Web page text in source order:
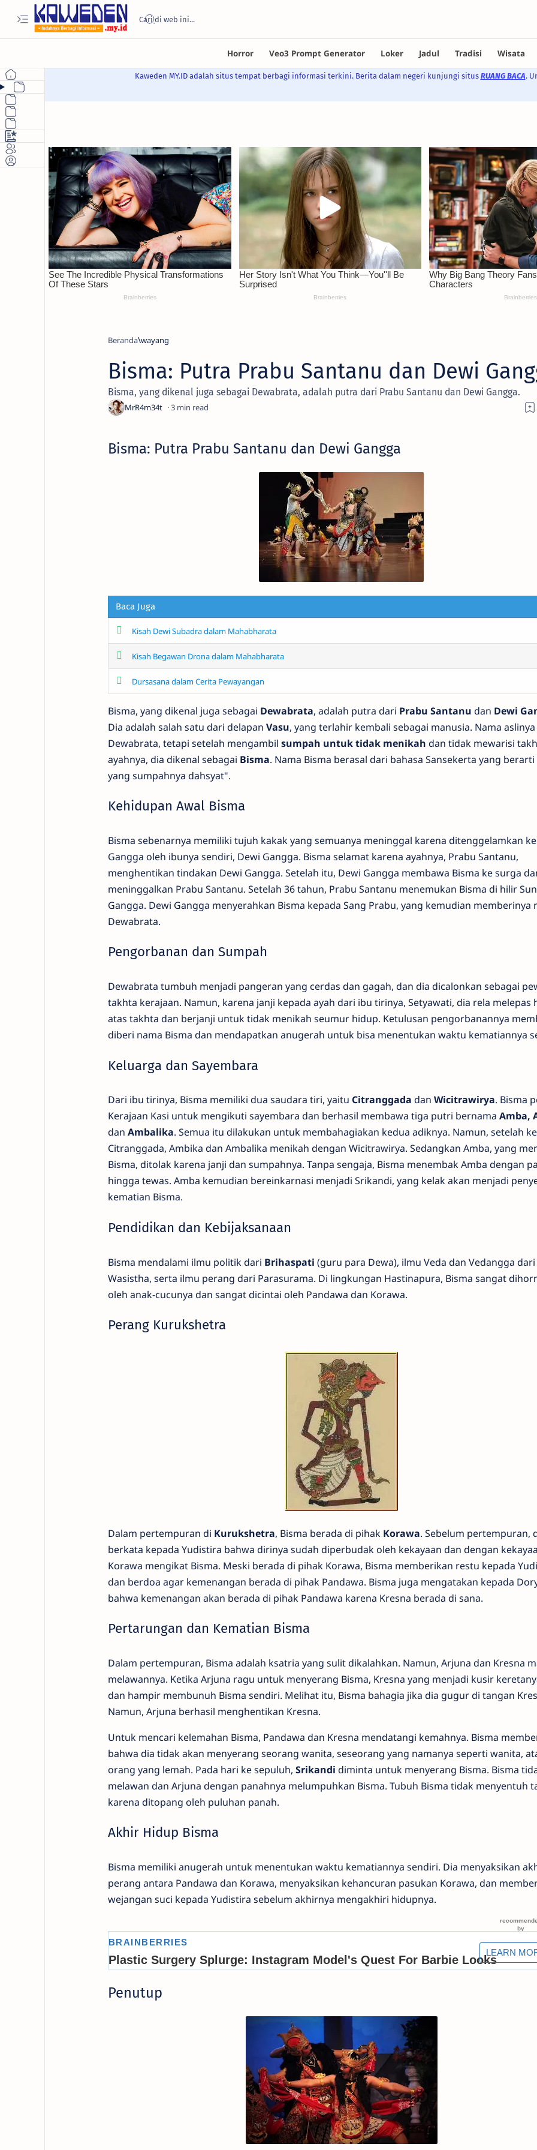
Kaweden MY.ID adalah situs tempat berbagi informasi terkini. Berita dalam negeri kunjungi situs RUANG BACA.
Beranda wayang
Bisma: Putra Prabu Santanu dan Dewi
Bisma, yang dikenal juga sebagai Dewabrata, adalah putra dari Prabu Santanu dan Dewi Gangga.
3
Bisma: Putra Prabu Santanu dan Dewi Gangga
Baca Juga
Kisah Dewi Subadra dalam Mahabharata
Kisah Begawan Drona dalam Mahabharata
Dursasana dalam Cerita Pewayangan
Bisma, yang dikenal juga sebagai Dewabrata, adalah putra dari Prabu Santanu dan Dewi
Dia adalah salah satu dari delapan Vasu, yang terlahir kembali sebagai manusia. Nama
Dewabrata, tetapi setelah mengambil sumpah untuk tidak menikah dan tidak mewarisi
ayahnya, dia dikenal sebagai Bisma. Nama Bisma berasal dari bahasa Sansekerta yang berarti
yang sumpahnya dahsyat".
Kehidupan Awal Bisma
Bisma sebenarnya memiliki tujuh kakak yang semuanya meninggal karena ditenggelamkan
Gangga oleh ibunya sendiri, Dewi Gangga. Bisma selamat karena ayahnya, Prabu Santanu,
menghentikan tindakan Dewi Gangga. Setelah itu, Dewi Gangga membawa Bisma ke surga
meninggalkan Prabu Santanu. Setelah 36 tahun, Prabu Santanu menemukan Bisma di hilir
Gangga. Dewi Gangga menyerahkan Bisma kepada Sang Prabu, yang kemudian memberinya
Dewabrata.
Pengorbanan dan Sumpah
Dewabrata tumbuh menjadi pangeran yang cerdas dan gagah, dan dia dicalonkan sebagai
takhta kerajaan. Namun, karena janji kepada ayah dari ibu tirinya, Setyawati, dia rela melepas
atas takhta dan berjanji untuk tidak menikah seumur hidup. Ketulusan pengorbanannya
diberi nama Bisma dan mendapatkan anugerah untuk bisa menentukan waktu kematiannya
Keluarga dan Sayembara
Dari ibu tirinya, Bisma memiliki dua saudara tiri, yaitu Citranggada dan Wicitrawirya. Bisma
Kerajaan Kasi untuk mengikuti sayembara dan berhasil membawa tiga putri bernama Amba,
dan Ambalika. Semua itu dilakukan untuk membahagiakan kedua adiknya. Namun, setelah
Citranggada, Ambika dan Ambalika menikah dengan Wicitrawirya. Sedangkan Amba, yang
Bisma, ditolak karena janji dan sumpahnya. Tanpa sengaja, Bisma menembak Amba dengan
hingga tewas. Amba kemudian bereinkarnasi menjadi Srikandi, yang kelak akan menjadi
kematian Bisma.
Pendidikan dan Kebijaksanaan
Bisma mendalami ilmu politik dari Brihaspati (guru para Dewa), ilmu Veda dan Vedangga dari
Wasistha, serta ilmu perang dari Parasurama. Di lingkungan Hastinapura, Bisma sangat
oleh anak-cucunya dan sangat dicintai oleh Pandawa dan Korawa.
Perang Kurukshetra
Dalam pertempuran di Kurukshetra, Bisma berada di pihak Korawa. Sebelum pertempuran,
berkata kepada Yudistira bahwa dirinya sudah diperbudak oleh kekayaan dan dengan
Korawa mengikat Bisma. Meski berada di pihak Korawa, Bisma memberikan restu kepada
dan berdoa agar kemenangan berada di pihak Pandawa. Bisma juga mengatakan kepada
bahwa kemenangan akan berada di pihak Pandawa karena Kresna berada di sana.
Pertarungan dan Kematian Bisma
Dalam pertempuran, Bisma adalah ksatria yang sulit dikalahkan. Namun, Arjuna dan Kresna
melawannya. Ketika Arjuna ragu untuk menyerang Bisma, Kresna yang menjadi kusir
dan hampir membunuh Bisma sendiri. Melihat itu, Bisma bahagia jika dia gugur di tangan
Namun, Arjuna berhasil menghentikan Kresna.
Untuk mencari kelemahan Bisma, Pandawa dan Kresna mendatangi kemahnya. Bisma
bahwa dia tidak akan menyerang seorang wanita, seseorang yang namanya seperti wanita,
orang yang lemah. Pada hari ke sepuluh, Srikandi diminta untuk menyerang Bisma. Bisma
melawan dan Arjuna dengan panahnya melumpuhkan Bisma. Tubuh Bisma tidak menyentuh
karena ditopang oleh puluhan panah.
Akhir Hidup Bisma
Bisma memiliki anugerah untuk menentukan waktu kematiannya sendiri. Dia menyaksikan
perang antara Pandawa dan Korawa, menyaksikan kehancuran pasukan Korawa, dan
wejangan suci kepada Yudistira sebelum akhirnya mengakhiri hidupnya.
Penutup